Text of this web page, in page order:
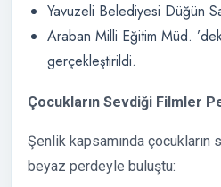
Yavuzeli Belediyesi Düğün
Araban Milli Eğitim Müd.
gerçekleştirildi.
Çocukların Sevdiği Filmler
Şenlik kapsamında
beyaz perdeyle buluştu: